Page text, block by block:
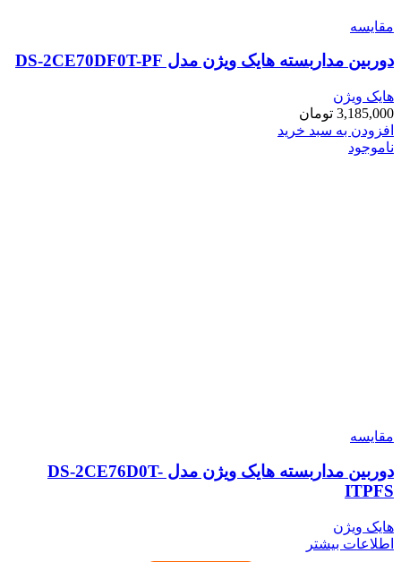
مقایسه
دوربین مداربسته هایک ویژن مدل DS-2CE70DF0T-PF
هایک ویژن
3,185,000 تومان
افزودن به سبد خرید
ناموجود
مقایسه
دوربین مداربسته هایک ویژن مدل DS-2CE76D0T-
ITPFS
هایک ویژن
اطلاعات بیشتر